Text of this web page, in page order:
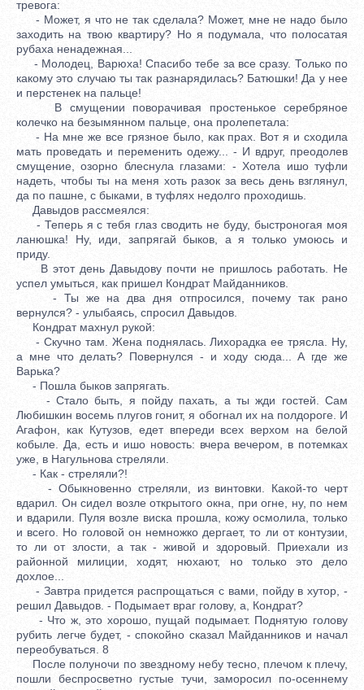
тревога:
- Может, я что не так сделала? Может, мне не надо было
заходить на твою квартиру? Но я подумала, что полосатая
рубаха ненадежная...
- Молодец, Варюха! Спасибо тебе за все сразу. Только по
какому это случаю ты так разнарядилась? Батюшки! Да у нее
и перстенек на пальце!
В смущении поворачивая простенькое серебряное
колечко на безымянном пальце, она пролепетала:
- На мне же все грязное было, как прах. Вот я и сходила
мать проведать и переменить одежу... - И вдруг, преодолев
смущение, озорно блеснула глазами: - Хотела ишо туфли
надеть, чтобы ты на меня хоть разок за весь день взглянул,
да по пашне, с быками, в туфлях недолго проходишь.
Давыдов рассмеялся:
- Теперь я с тебя глаз сводить не буду, быстроногая моя
ланюшка! Ну, иди, запрягай быков, а я только умоюсь и
приду.
В этот день Давыдову почти не пришлось работать. Не
успел умыться, как пришел Кондрат Майданников.
- Ты же на два дня отпросился, почему так рано
вернулся? - улыбаясь, спросил Давыдов.
Кондрат махнул рукой:
- Скучно там. Жена поднялась. Лихорадка ее трясла. Ну,
а мне что делать? Повернулся - и ходу сюда... А где же
Варька?
- Пошла быков запрягать.
- Стало быть, я пойду пахать, а ты жди гостей. Сам
Любишкин восемь плугов гонит, я обогнал их на полдороге. И
Агафон, как Кутузов, едет впереди всех верхом на белой
кобыле. Да, есть и ишо новость: вчера вечером, в потемках
уже, в Нагульнова стреляли.
- Как - стреляли?!
- Обыкновенно стреляли, из винтовки. Какой-то черт
вдарил. Он сидел возле открытого окна, при огне, ну, по нем
и вдарили. Пуля возле виска прошла, кожу осмолила, только
и всего. Но головой он немножко дергает, то ли от контузии,
то ли от злости, а так - живой и здоровый. Приехали из
районной милиции, ходят, нюхают, но только это дело
дохлое...
- Завтра придется распрощаться с вами, пойду в хутор, -
решил Давыдов. - Подымает враг голову, а, Кондрат?
- Что ж, это хорошо, пущай подымает. Поднятую голову
рубить легче будет, - спокойно сказал Майданников и начал
переобуваться. 8
После полуночи по звездному небу тесно, плечом к плечу,
пошли беспросветно густые тучи, заморосил по-осеннему